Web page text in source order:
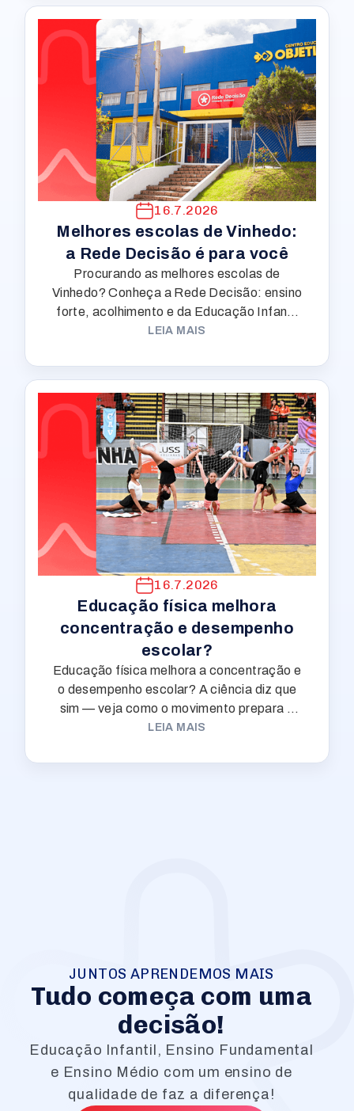
16.7.2026
Melhores escolas de Vinhedo:
a Rede Decisão é para você
Procurando as melhores escolas de
Vinhedo? Conheça a Rede Decisão: ensino
forte, acolhimento e da Educação Infantil
ao Médio pertinho de casa.
LEIA MAIS
16.7.2026
Educação física melhora
concentração e desempenho
escolar?
Educação física melhora a concentração e
o desempenho escolar? A ciência diz que
sim — veja como o movimento prepara o
cérebro do seu filho para aprender.
LEIA MAIS
JUNTOS APRENDEMOS MAIS
Tudo começa com uma
decisão!
Educação Infantil, Ensino Fundamental
e Ensino Médio com um ensino de
qualidade de faz a diferença!